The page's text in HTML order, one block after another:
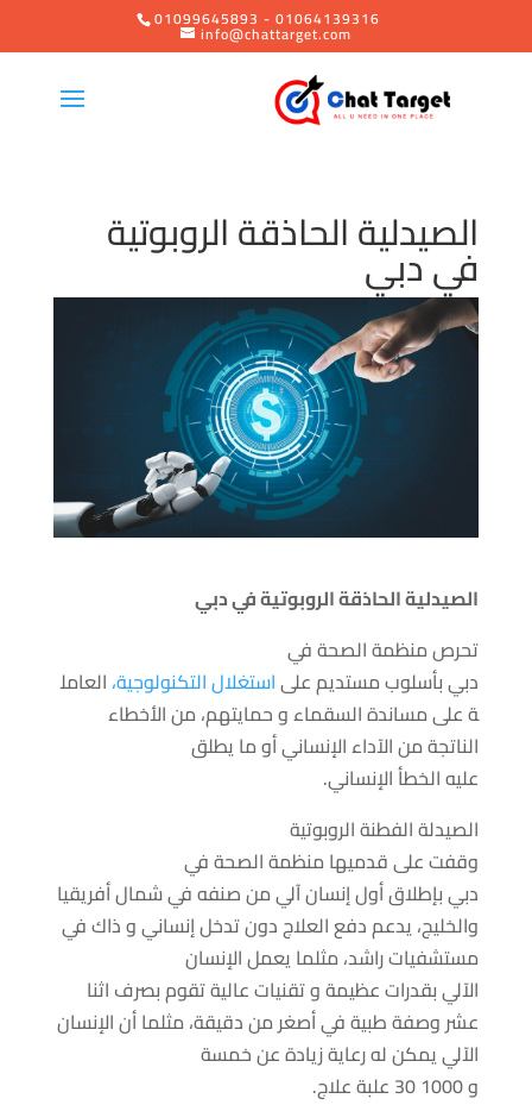
01099645893 - 01064139316
info@chattarget.com
الصيدلية الحاذقة الروبوتية
في دبي
الصيدلية الحاذقة الروبوتية في دبي
تحرصمنظمةالصحة في
دبيبأسلوبمستديمعلىاستغلالالتكنولوجية، العامل
ةعلىمساندةالسقماءو حمايتهم، من الأخطاء
الناتجة من الآداءالإنسانيأوما يطلق
عليهالخطأالإنساني.
الصيدلةالفطنةالروبوتية
وقفت على قدميها منظمةالصحة في
دبيبإطلاقأولإنسان آليمن صنفهفيشمال أفريقيا
والخليج،يدعمدفعالعلاجدون تدخلإنسانيوذاكفي
مستشفيات راشد، مثلمايعملالإنسان
الآليبقدراتعظيمةو تقنيات عالية تقوم بصرف اثنا
عشر وصفة طبية فيأصغر من دقيقة، مثلماأنالإنسان
الآلييمكن لهرعايةزيادة عنخمسة
و
30 1000 علبةعلاج.